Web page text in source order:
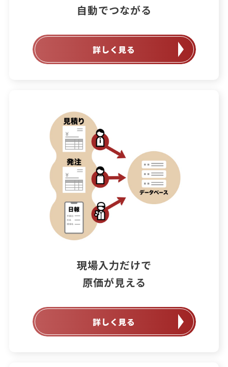
自動でつながる
詳しく見る
現場入力だけで
原価が見える
詳しく見る